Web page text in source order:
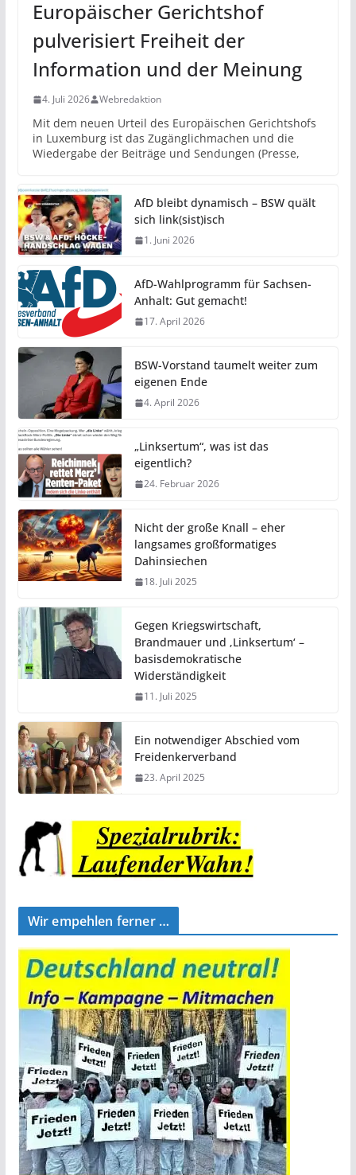
Europäischer Gerichtshof
pulverisiert Freiheit der
Information und der Meinung
4. Juli 2026 Webredaktion
Mit dem neuen Urteil des Europäischen Gerichtshofs
in Luxemburg ist das Zugänglichmachen und die
Wiedergabe der Beiträge und Sendungen (Presse,
AfD bleibt dynamisch – BSW quält
sich link(sist)isch
1. Juni 2026
AfD-Wahlprogramm für Sachsen-
Anhalt: Gut gemacht!
17. April 2026
BSW-Vorstand taumelt weiter zum
eigenen Ende
4. April 2026
„Linksertum“, was ist das
eigentlich?
24. Februar 2026
Nicht der große Knall – eher
langsames großformatiges
Dahinsiechen
18. Juli 2025
Gegen Kriegswirtschaft,
Brandmauer und ‚Linksertum‘ –
basisdemokratische
Widerständigkeit
11. Juli 2025
Ein notwendiger Abschied vom
Freidenkerverband
23. April 2025
Wir empehlen ferner …